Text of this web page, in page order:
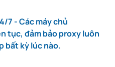
7 - Các máy chủ
tục, đảm bảo proxy luôn
bất kỳ lúc nào.